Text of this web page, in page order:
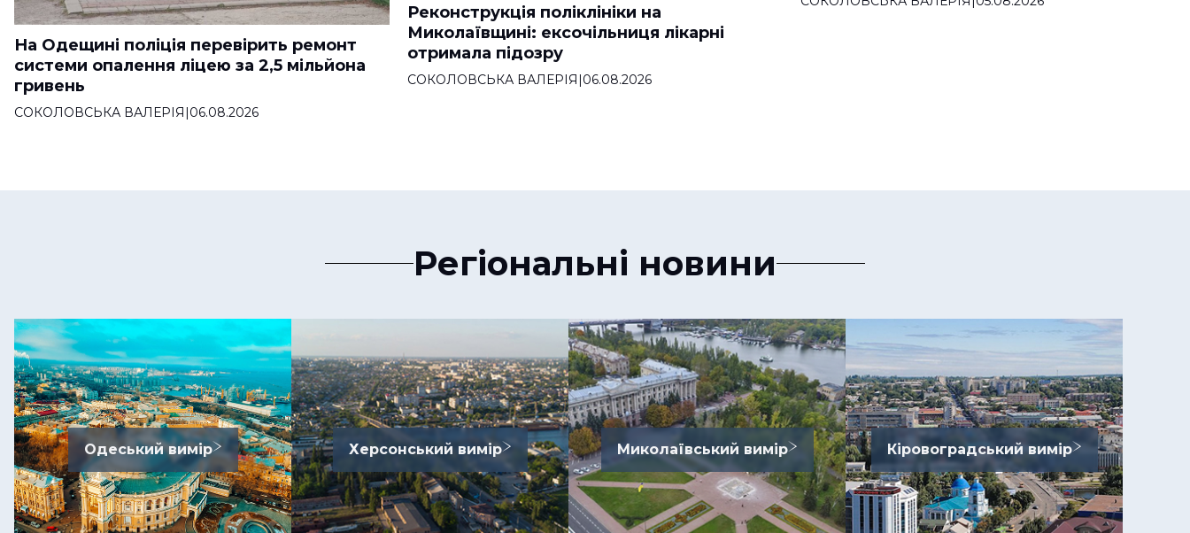
На Одещині поліція перевірить ремонт
системи опалення ліцею за 2,5 мільйона
гривень
СОКОЛОВСЬКА ВАЛЕРІЯ|06.08.2026
Реконструкція поліклініки на
Миколаївщині: ексочільниця лікарні
отримала підозру
СОКОЛОВСЬКА ВАЛЕРІЯ|06.08.2026
Регіональні новини
Одеський вимір Херсонський вимір Миколаївський вимір Кіровоградський вимір